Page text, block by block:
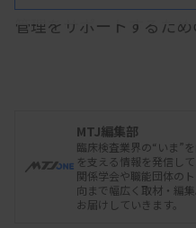
管理をサポートするため
い。「低栄養リスクを
理のサポートに活用す
MTJ編集部
臨床検査業界の“いま”
を支える情報を発信し
関係学会や職能団体の
向まで幅広く取材・編
お届けしていきます。